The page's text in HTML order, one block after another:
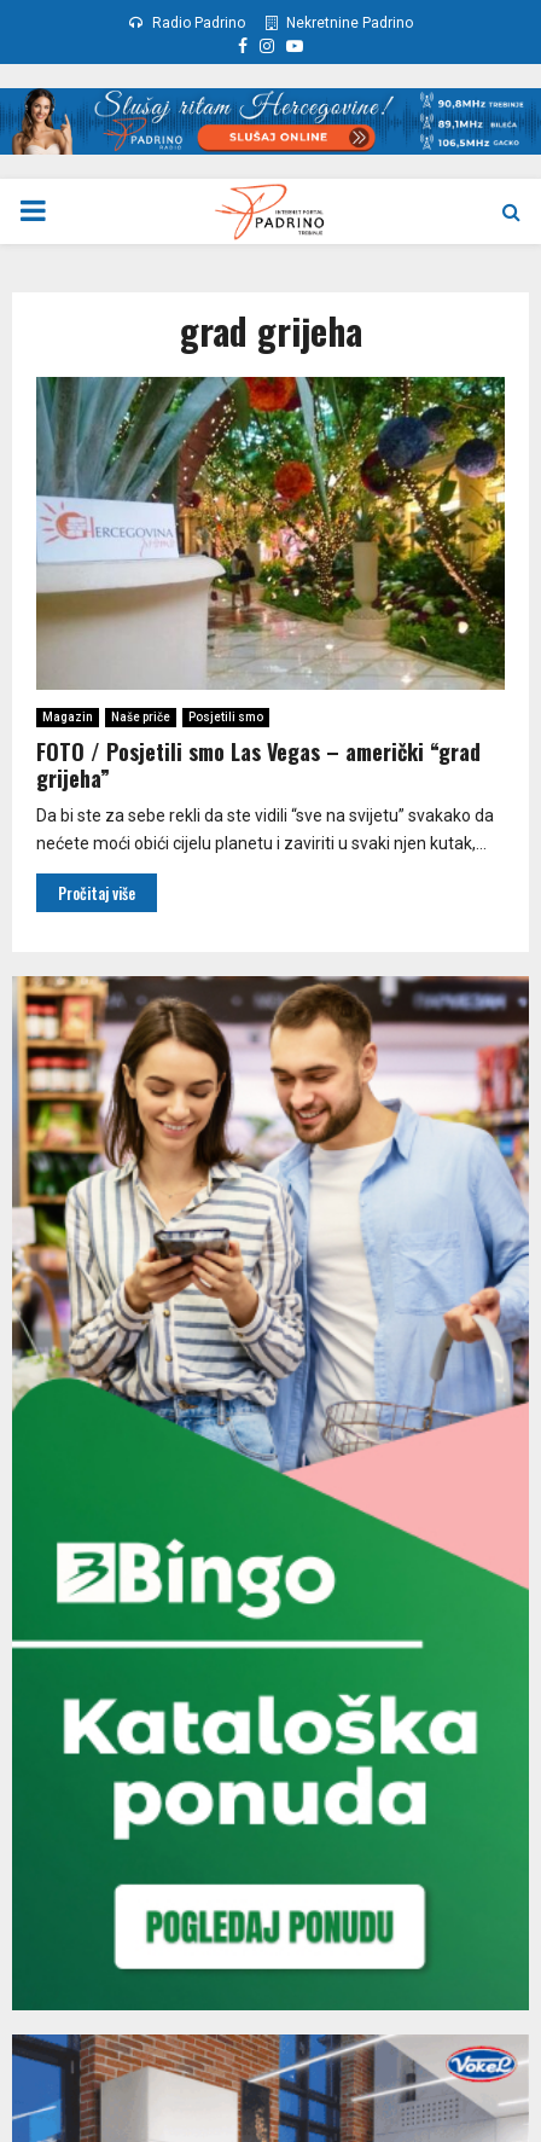
Radio Padrino Nekretnine Padrino
Facebook
Instagram
Youtube
PRIMARY
grad grijeha
Magazin Naše priče Posjetili smo
FOTO / Posjetili smo Las Vegas – američki “grad
grijeha”
Da bi ste za sebe rekli da ste vidili “sve na svijetu” svakako da
nećete moći obići cijelu planetu i zaviriti u svaki njen kutak,...
Pročitaj više